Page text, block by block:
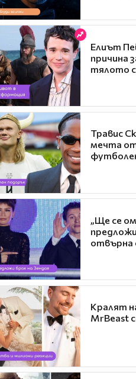
Елиът
причина
тялото
Травис
мечта от
„Ще се
отвърна
Кралят
MrBeast